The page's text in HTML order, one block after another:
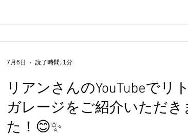
は圧巻です✨ 今回のエヌチューンフロントバン
ち、より完成度の高い一台へと仕上がる予定で
は取付作業を進めている段階ですが、細部までこ
ながら丁寧に施工しております🔧 完成後の姿をご
きる日が、スタッフ一同とても楽しみです✨ 【📸
しましたら、改めてブログでもご紹介いたします
ぜひお楽しみに😊✨ リトルガレージでは、R35
リアンさんのYouTubeでリ
ガレージをご紹介いただき
た！😊✨
7月6日 読了時間: 1分